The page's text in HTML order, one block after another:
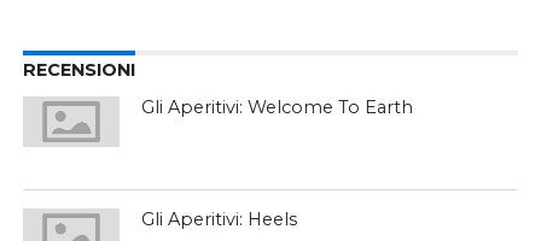
RECENSIONI
Gli Aperitivi: Welcome To Earth
Gli Aperitivi: Heels